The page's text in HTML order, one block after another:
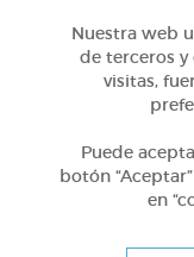
Nuestra web
de terceros
visitas,
Puede
botón
en